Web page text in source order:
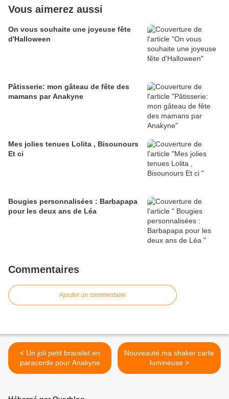
Vous aimerez aussi
On vous souhaite une joyeuse fête
d'Halloween
Pâtisserie: mon gâteau de fête des
mamans par Anakyne
Mes jolies tenues Lolita , Bisounours
Et ci
Bougies personnalisées : Barbapapa
pour les deux ans de Léa
Commentaires
Ajouter un commentaire
< Un joli petit bracelet en
paracorde pour Anakyne
Nouveauté ma shaker carte
lumineuse >